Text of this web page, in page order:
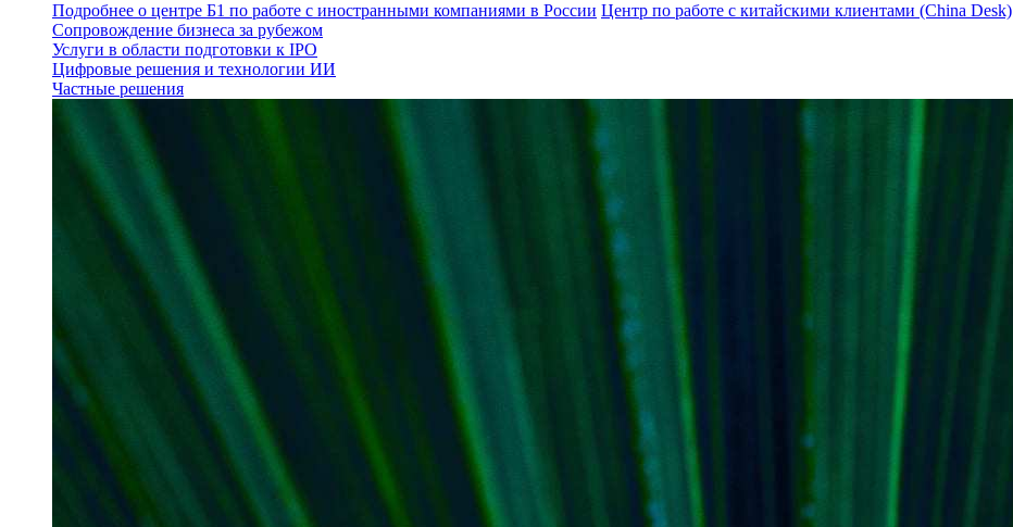
Подробнее о центре Б1 по работе с иностранными компаниями в России Центр по работе с китайскими клиентами (China Desk)
Сопровождение бизнеса за рубежом
Услуги в области подготовки к IPO
Цифровые решения и технологии ИИ
Частные решения